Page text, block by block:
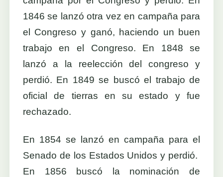
1846 se lanzó otra vez en campaña para
el Congreso y ganó, haciendo un buen
trabajo en el Congreso. En 1848 se
lanzó a la reelección del congreso y
perdió. En 1849 se buscó el trabajo de
oficial de tierras en su estado y fue
rechazado.
En 1854 se lanzó en campaña para el
Senado de los Estados Unidos y perdió.
En 1856 buscó la nominación de